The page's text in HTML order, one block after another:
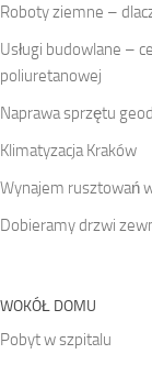
Roboty ziemne –
Usługi budowlane –
poliuretanowej
Naprawa sprzętu
Klimatyzacja Kraków
Wynajem rusztowań
Dobieramy drzwi
WOKÓŁ DOMU
Pobyt w szpitalu